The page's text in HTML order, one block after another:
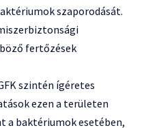
szaporodását.
fertőzések
szintén ígéretes
ezen a területen
a baktériumok esetében,